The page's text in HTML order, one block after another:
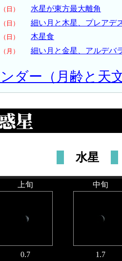
（日）
水星が東方最大離角
（日）
細い月と木星、プレアデ
（日）
木星食
（月） 細い月と金星、アルデバ
ダー（月齢と天
水星
上旬 中旬
0.7
1.7